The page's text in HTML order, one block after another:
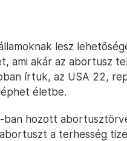
lesz
ami akár az abortusz
írtuk, az USA 22,
életbe.
ban hozott
a terhesség